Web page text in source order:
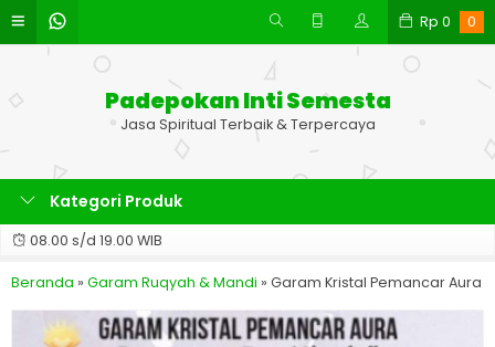
Rp 0 0
Padepokan Inti Semesta
Jasa Spiritual Terbaik & Terpercaya
Kategori Produk
08.00 s/d 19.00 WIB
Beranda » Garam Ruqyah & Mandi » Garam Kristal Pemancar Aura